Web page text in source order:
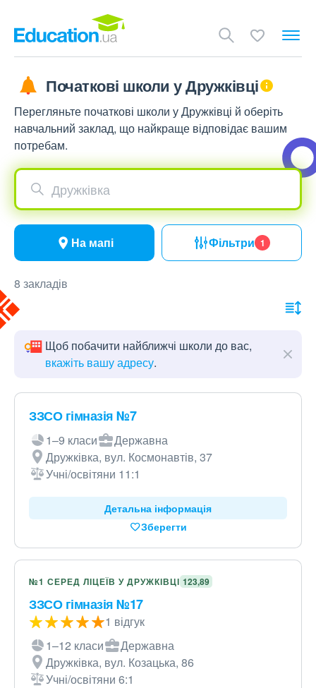
Початкові школи у Дружківці
Перегляньте початкові школи у Дружківці й оберіть
навчальний заклад, що найкраще відповідає вашим
потребам.
Дружківка
На мапі Фільтри 1
8 закладів
Щоб побачити найближчі школи до вас,
вкажіть вашу адресу.
ЗЗСО гімназія №7
1–9 класи
Державна
Дружківка, вул. Космонавтів, 37
Учні/освітяни 11:1
Детальна інформація
Зберегти
№1 СЕРЕД ЛІЦЕЇВ У ДРУЖКІВЦІ 123,89
ЗЗСО гімназія №17
1 відгук
1–12 класи
Державна
Дружківка, вул. Козацька, 86
Учні/освітяни 6:1